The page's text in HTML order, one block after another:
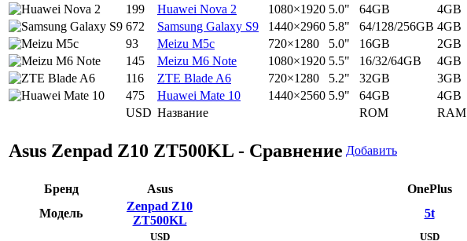
USD Название ROM RAM
199
Huawei Nova 2 1080×1920 5.0" 64GB 4GB
672
Samsung Galaxy S9 1440×2960 5.8" 64/128/256GB 4GB
93
Meizu M5c 720×1280 5.0" 16GB 2GB
145
Meizu M6 Note 1080×1920 5.5" 16/32/64GB 4GB
116
ZTE Blade A6 720×1280 5.2" 32GB 3GB
475
Huawei Mate 10 1440×2560 5.9" 64GB 4GB
Asus Zenpad Z10 ZT500KL - Сравнение Добавить
Бренд Asus OnePlus
Модель
Zenpad Z10
ZT500KL
5t
USD USD